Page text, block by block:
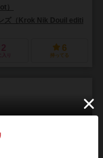
）
ズ（Krok Nik Douil editions）
2
入り
6
持ってる
and Valencia